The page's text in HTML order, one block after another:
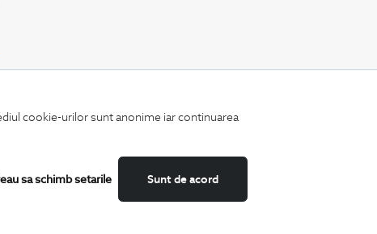
cookie-urilor sunt anonime iar continuarea
Sunt de acord
sa schimb setarile
oferte speciale si trenduri in moda masculina.